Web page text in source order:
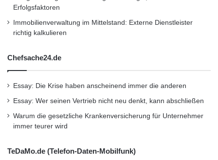
Erfolgsfaktoren
Immobilienverwaltung im Mittelstand: Externe Dienstleister
richtig kalkulieren
Chefsache24.de
Essay: Die Krise haben anscheinend immer die anderen
Essay: Wer seinen Vertrieb nicht neu denkt, kann abschließen
Warum die gesetzliche Krankenversicherung für Unternehmer
immer teurer wird
TeDaMo.de (Telefon-Daten-Mobilfunk)